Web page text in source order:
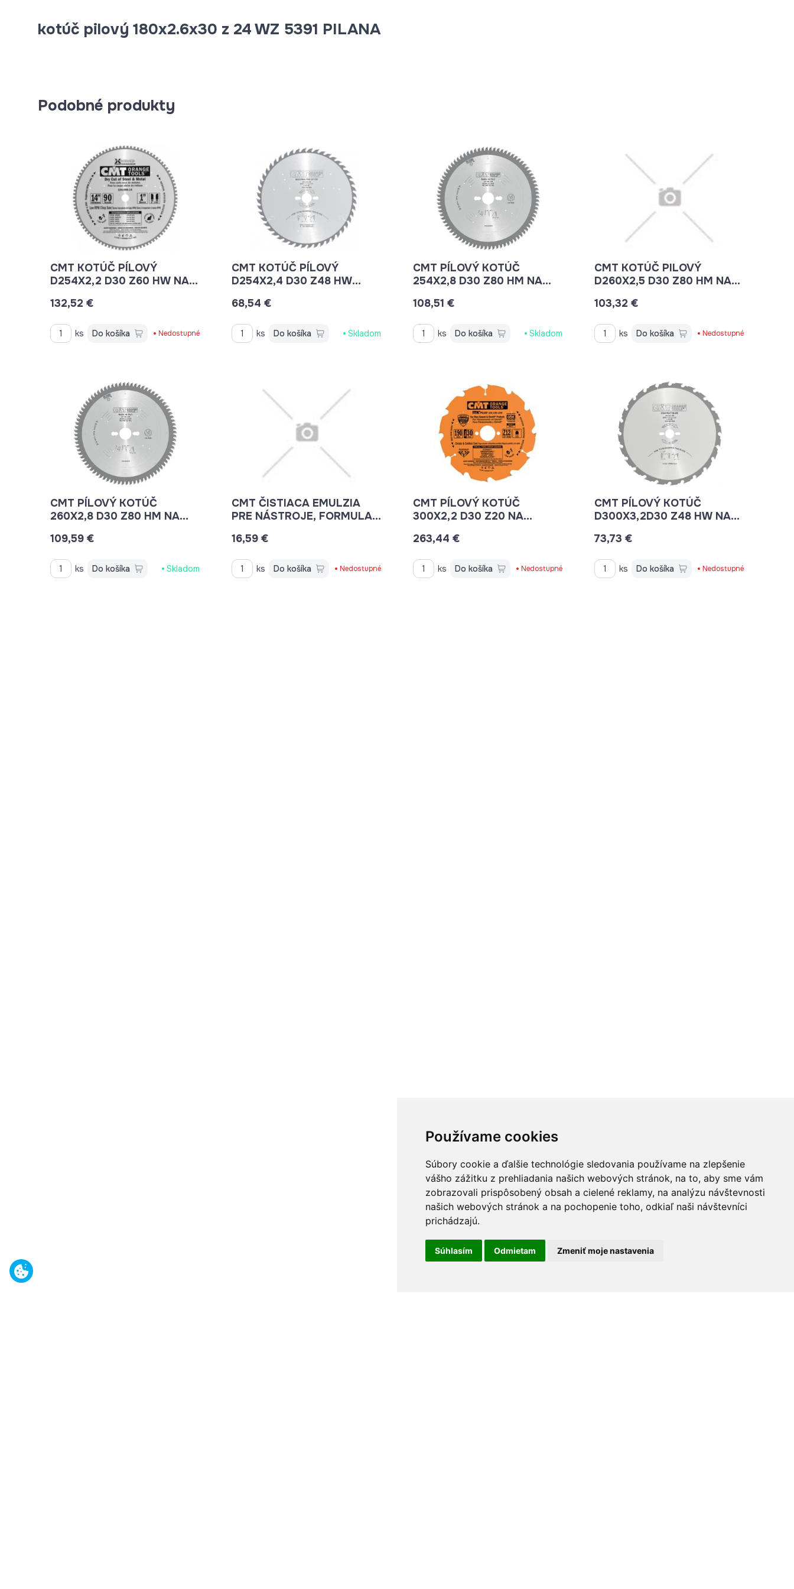
Používame cookies
Súbory cookie a ďalšie technológie sledovania používame na zlepšenie
vášho zážitku z prehliadania našich webových stránok, na to, aby sme vám
zobrazovali prispôsobený obsah a cielené reklamy, na analýzu návštevnosti
našich webových stránok a na pochopenie toho, odkiaľ naši návštevníci
prichádzajú.
Súhlasím Odmietam Zmeniť moje nastavenia
kotúč pilový 180x2.6x30 z 24 WZ 5391 PILANA
Podobné produkty
CMT KOTÚČ PÍLOVÝ
D254X2,2 D30 Z60 HW NA
132,52 €
ks Do košíka Nedostupné
CMT KOTÚČ PÍLOVÝ
D254X2,4 D30 Z48 HW
A POZDĹŽNY REZ
68,54 €
ks Do košíka Skladom
CMT PÍLOVÝ KOTÚČ
254X2,8 D30 Z80 HM NA
C29708110M
108,51 €
ks Do košíka Skladom
CMT KOTÚČ PILOVÝ
D260X2,5 D30 Z80 HM NA
103,32 €
ks Do košíka Nedostupné
CMT PÍLOVÝ KOTÚČ
260X2,8 D30 Z80 HM NA
C29708011M
109,59 €
ks Do košíka Skladom
CMT ČISTIACA EMULZIA
PRE NÁSTROJE, FORMULA
16,59 €
ks Do košíka Nedostupné
CMT PÍLOVÝ KOTÚČ
300X2,2 D30 Z20 NA
DOSKY C23630020M
263,44 €
ks Do košíka Nedostupné
CMT PÍLOVÝ KOTÚČ
D300X3,2D30 Z48 HW NA
C28604812M
73,73 €
ks Do košíka Nedostupné